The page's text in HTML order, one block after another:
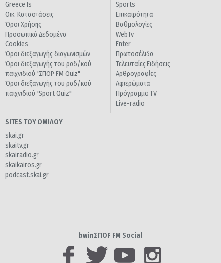
Greece Is
Οικ. Καταστάσεις
Όροι Χρήσης
Προσωπικά Δεδομένα
Cookies
Όροι διεξαγωγής διαγωνισμών
Όροι διεξαγωγής του ραδ/κού
παιχνιδιού "ΣΠΟΡ FM Quiz"
Όροι διεξαγωγής του ραδ/κού
παιχνιδιού "Sport Quiz"
Sports
Επικαιρότητα
Βαθμολογίες
WebTv
Enter
Πρωτοσέλιδα
Τελευταίες Ειδήσεις
Αρθρογραφίες
Αφιερώματα
Πρόγραμμα TV
Live-radio
SITES ΤΟΥ ΟΜΙΛΟΥ
skai.gr
skaitv.gr
skairadio.gr
skaikairos.gr
podcast.skai.gr
bwinΣΠΟΡ FM Social